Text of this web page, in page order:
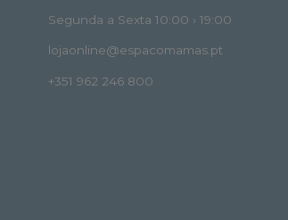
Segunda a Sexta 10:00 › 19:00
lojaonline@espacomamas.pt
+351 962 246 800